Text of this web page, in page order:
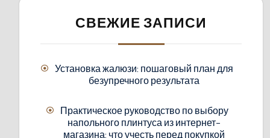
СВЕЖИЕ ЗАПИСИ
Установка жалюзи: пошаговый план для
безупречного результата
Практическое руководство по выбору
напольного плинтуса из интернет-
магазина: что учесть перед покупкой